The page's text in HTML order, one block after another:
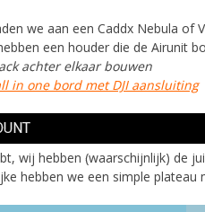
we aan een Caddx Nebula
een houder die de Airunit
achter elkaar bouwen
in one bord met DJI aansluiting
wij hebben (waarschijnlijk) de
hebben we een simple